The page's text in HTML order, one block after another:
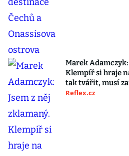
Marek Adamczyk:
Klempíř si hraje
tak tvářit, musí
Reflex.cz